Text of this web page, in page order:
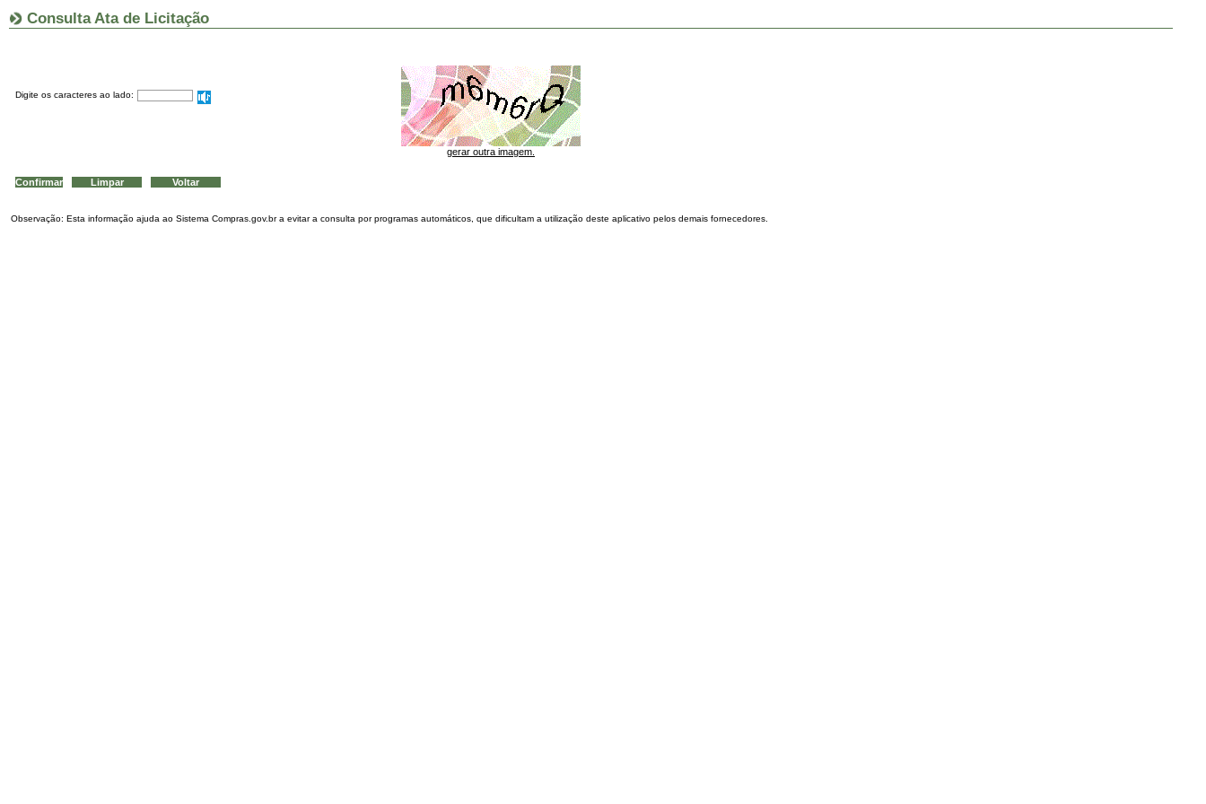
Consulta Ata de Licitação
Digite os caracteres ao lado:
gerar outra imagem.
Observação: Esta informação ajuda ao Sistema Compras.gov.br a evitar a consulta por programas automáticos, que dificultam a utilização deste aplicativo pelos demais fornecedores.